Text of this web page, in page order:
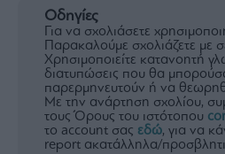
Οδηγίες
Για να σχολιάσετε
Παρακαλούμε σχολιάζετε με
Χρησιμοποιείτε κατανοητή
διατυπώσεις που θα
παρερμηνευτούν ή να
Με την ανάρτηση σχολίου,
τους Όρους του ιστότοπου
το account σας εδώ, για να
report ακατάλληλα/